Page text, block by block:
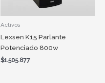
Activos
Lexsen K15 Parlante
Potenciado 800w
$1.505.877